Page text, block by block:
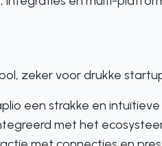
zeker voor drukke
een strakke en
met het